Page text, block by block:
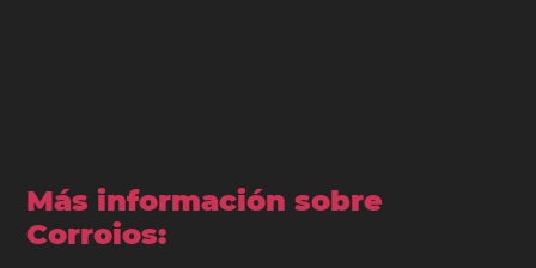
Más información sobre
Corroios: